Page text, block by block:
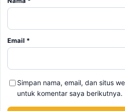
Simpan nama, email, dan situs
BERITA TERKAIT